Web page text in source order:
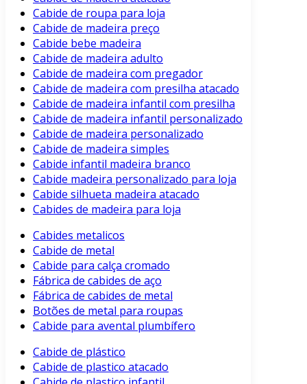
Cabide de roupa para loja
Cabide de madeira preço
Cabide bebe madeira
Cabide de madeira adulto
Cabide de madeira com pregador
Cabide de madeira com presilha atacado
Cabide de madeira infantil com presilha
Cabide de madeira infantil personalizado
Cabide de madeira personalizado
Cabide de madeira simples
Cabide infantil madeira branco
Cabide madeira personalizado para loja
Cabide silhueta madeira atacado
Cabides de madeira para loja
Cabides metalicos
Cabide de metal
Cabide para calça cromado
Fábrica de cabides de aço
Fábrica de cabides de metal
Botões de metal para roupas
Cabide para avental plumbífero
Cabide de plástico
Cabide de plastico atacado